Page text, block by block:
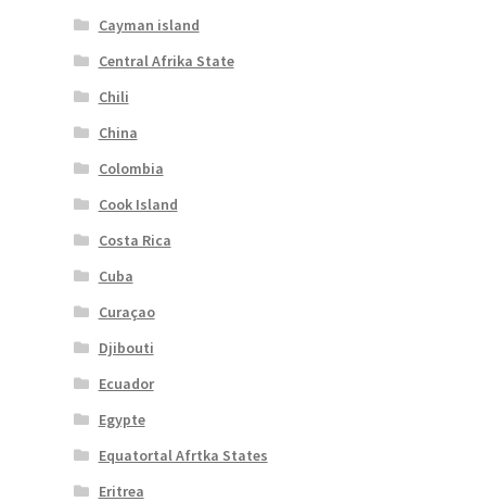
Cayman island
Central Afrika State
Chili
China
Colombia
Cook Island
Costa Rica
Cuba
Curaçao
Djibouti
Ecuador
Egypte
Equatortal Afrtka States
Eritrea